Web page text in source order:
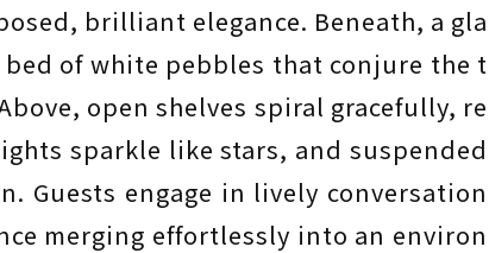
brilliant elegance. Beneath, a gla
of white pebbles that conjure the t
open shelves spiral gracefully, re
sparkle like stars, and suspended
Guests engage in lively conversation
merging effortlessly into an environ